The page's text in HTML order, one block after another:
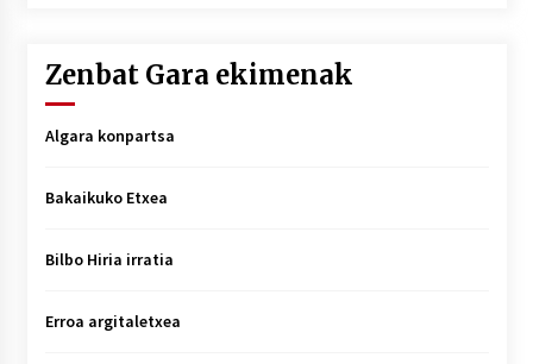
Zenbat Gara ekimenak
Algara konpartsa
Bakaikuko Etxea
Bilbo Hiria irratia
Erroa argitaletxea